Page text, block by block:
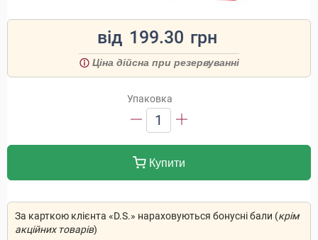
від 199.30 грн
Ціна дійсна при резервуванні
Упаковка
1
Купити
За карткою клієнта «D.S.» нараховуються бонусні бали (крім
акційних товарів)